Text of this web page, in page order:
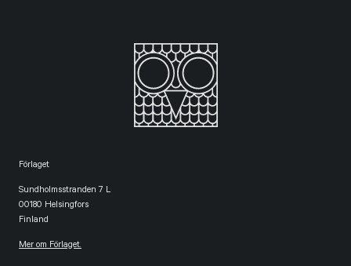
Förlaget
Sundholmsstranden 7 L
00180 Helsingfors
Finland
Mer om Förlaget.